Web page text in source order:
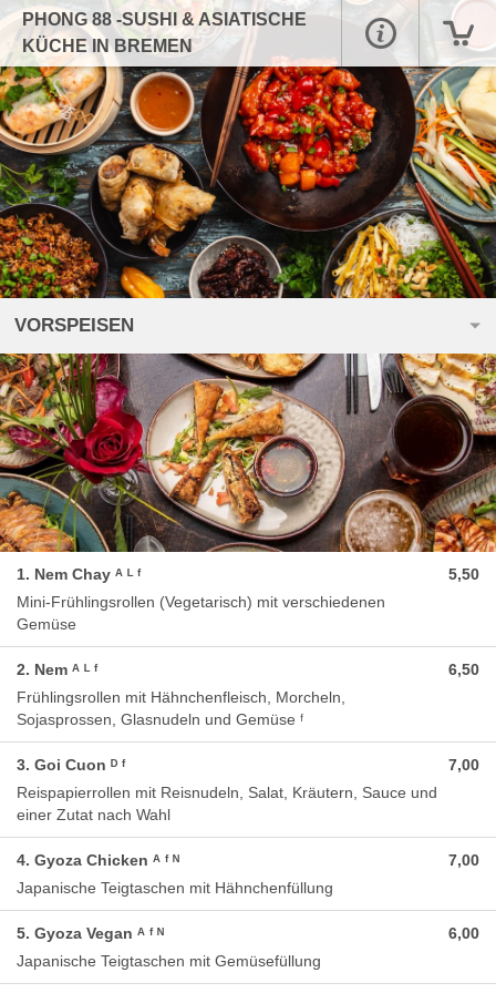
PHONG 88 -SUSHI & ASIATISCHE
KÜCHE IN BREMEN
VORSPEISEN
1. Nem Chay ᴬ ᴸ ᶠ
Mini-Frühlingsrollen (Vegetarisch) mit verschiedenen
Gemüse
5,50
2. Nem ᴬ ᴸ ᶠ
Frühlingsrollen mit Hähnchenfleisch, Morcheln,
Sojasprossen, Glasnudeln und Gemüse ᶠ
6,50
3. Goi Cuon ᴰ ᶠ
Reispapierrollen mit Reisnudeln, Salat, Kräutern, Sauce und
einer Zutat nach Wahl
7,00
4. Gyoza Chicken ᴬ ᶠ ᴺ
Japanische Teigtaschen mit Hähnchenfüllung
7,00
5. Gyoza Vegan ᴬ ᶠ ᴺ
Japanische Teigtaschen mit Gemüsefüllung
6,00